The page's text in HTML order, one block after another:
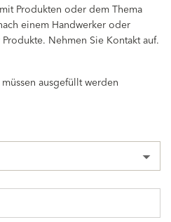
Produkten oder dem Thema
einem Handwerker oder
Nehmen Sie Kontakt auf.
ausgefüllt werden